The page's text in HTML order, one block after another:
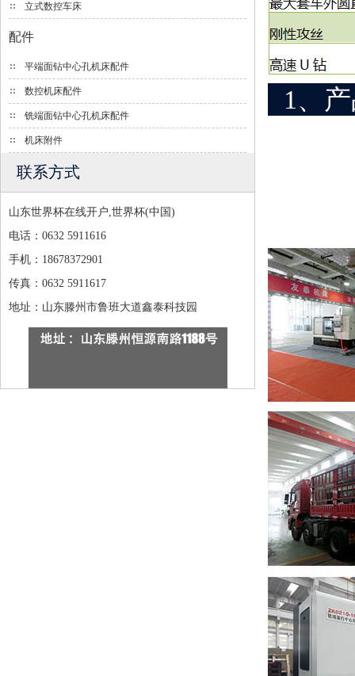
立式数控车床
配件
平端面钻中心孔机床配件
数控机床配件
铣端面钻中心孔机床配件
机床附件
联系方式
山东世界杯在线开户,世界杯(中国)
电话：0632 5911616
手机：18678372901
传真：0632 5911617
地址：山东滕州市鲁班大道鑫泰科技园
1、